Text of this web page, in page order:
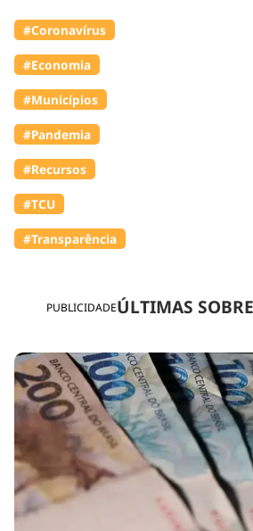
PUBLICIDADEÚLTIMAS
#Coronavírus
#Economia
#Municípios
#Pandemia
#Recursos
#TCU
#Transparência